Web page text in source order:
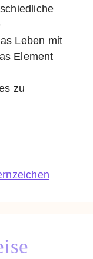
Leben mit
Element
zu